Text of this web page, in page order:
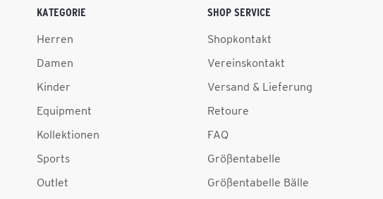
KATEGORIE
Herren
Damen
Kinder
Equipment
Kollektionen
Sports
Outlet
SHOP SERVICE
Shopkontakt
Vereinskontakt
Versand & Lieferung
Retoure
FAQ
Größentabelle
Größentabelle Bälle